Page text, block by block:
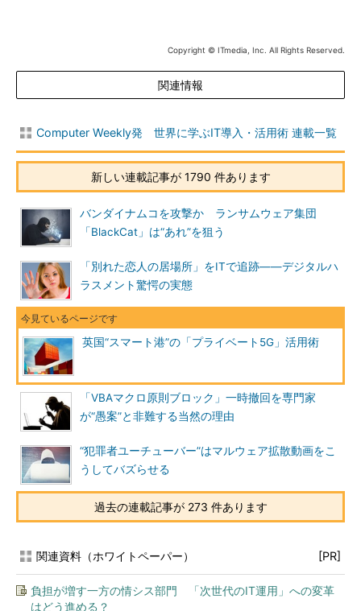
Copyright © ITmedia, Inc. All Rights Reserved.
関連情報
Computer Weekly発 世界に学ぶIT導入・活用術 連載一覧
新しい連載記事が 1790 件あります
バンダイナムコを攻撃か ランサムウェア集団
「BlackCat」は“あれ”を狙う
「別れた恋人の居場所」をITで追跡――デジタルハ
ラスメント驚愕の実態
英国“スマート港”の「プライベート5G」活用術
「VBAマクロ原則ブロック」一時撤回を専門家
が“愚案”と非難する当然の理由
“犯罪者ユーチューバー”はマルウェア拡散動画をこ
うしてバズらせる
過去の連載記事が 273 件あります
関連資料（ホワイトペーパー） [PR]
負担が増す一方の情シス部門 「次世代のIT運用」への変革
はどう進める？